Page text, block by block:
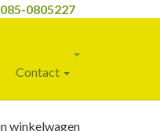
085-0805227
Contact
winkelwagen